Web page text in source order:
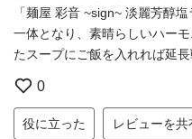
「麺屋 彩音 ~sign~ 淡麗芳醇
一体となり、素晴らしいハー
たスープにご飯を入れれば延長
0
役に立った レビューを共